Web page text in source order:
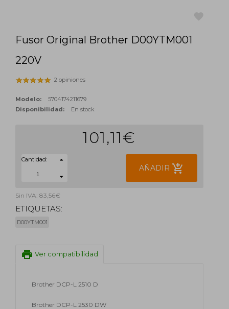
Fusor Original Brother D00YTM001
220V
2 opiniones
Modelo:
5704174211679
Disponibilidad:
En stock
101,11€
Cantidad:
AÑADIR add_shopping_cart
Sin IVA: 83,56€
ETIQUETAS:
D00YTM001
print Ver compatibilidad
Brother DCP-L 2510 D
Brother DCP-L 2530 DW